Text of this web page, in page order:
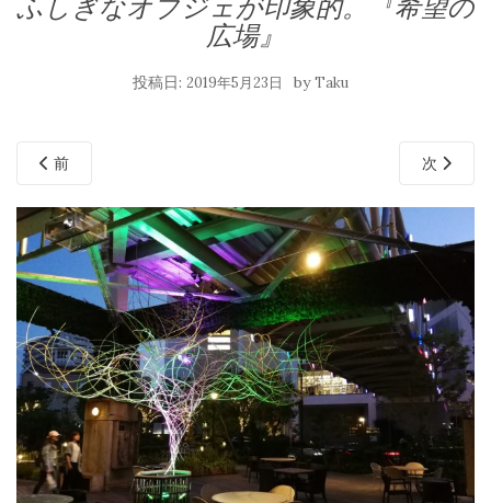
ふしぎなオブジェが印象的。『希望の
広場』
投稿日: 2019年5月23日 byTaku
前 次